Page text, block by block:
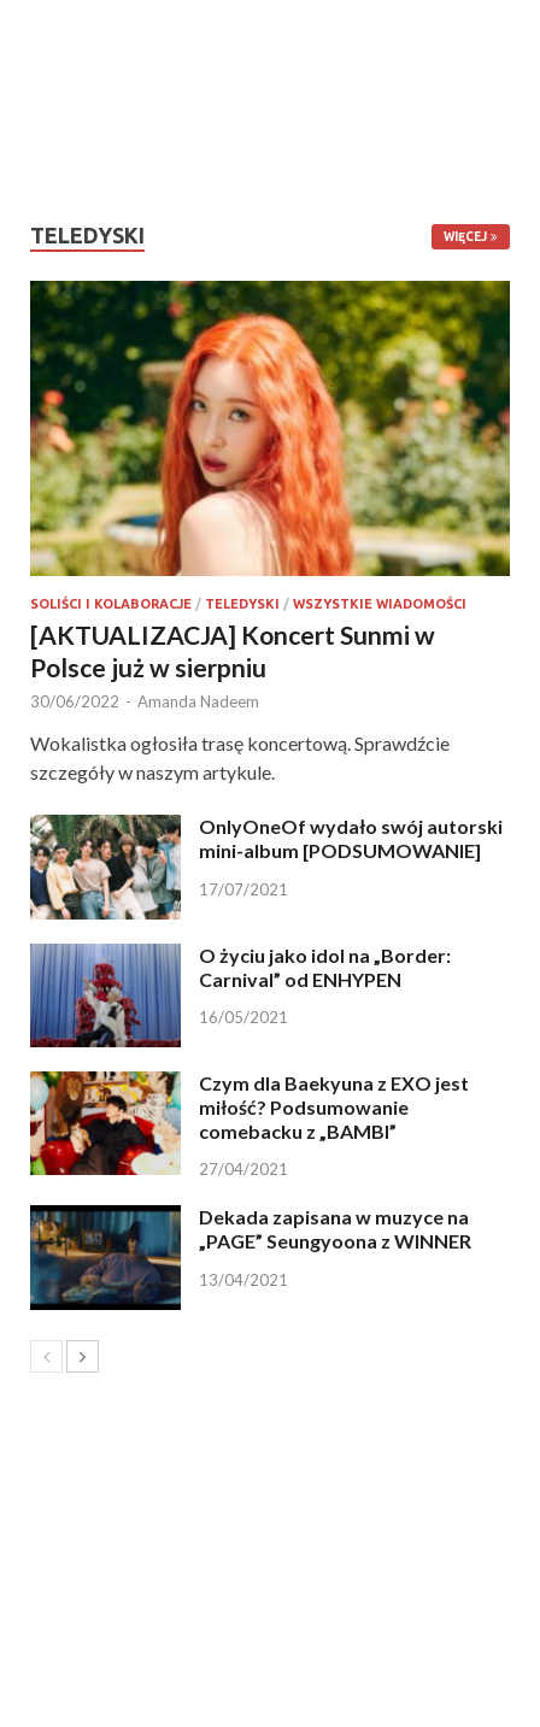
TELEDYSKI WIĘCEJ
SOLIŚCI I KOLABORACJE / TELEDYSKI / WSZYSTKIE WIADOMOŚCI
[AKTUALIZACJA] Koncert Sunmi w
Polsce już w sierpniu
30/06/2022 - Amanda Nadeem
Wokalistka ogłosiła trasę koncertową. Sprawdźcie
szczegóły w naszym artykule.
OnlyOneOf wydało swój autorski
mini-album [PODSUMOWANIE]
17/07/2021
O życiu jako idol na „Border:
Carnival” od ENHYPEN
16/05/2021
Czym dla Baekyuna z EXO jest
miłość? Podsumowanie
comebacku z „BAMBI”
27/04/2021
Dekada zapisana w muzyce na
„PAGE” Seungyoona z WINNER
13/04/2021